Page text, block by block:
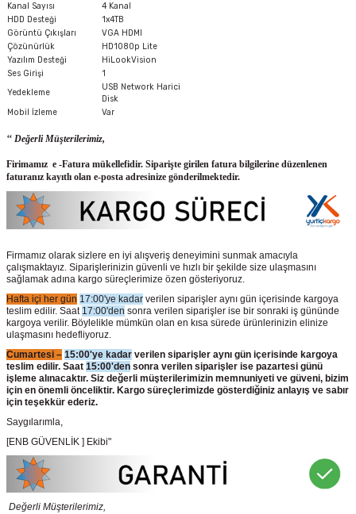
Kanal Sayısı
4 Kanal
HDD Desteği
1x4TB
Görüntü Çıkışları
VGA HDMI
Çözünürlük
HD1080p Lite
Yazılım Desteği
HiLookVision
Ses Girişi
1
Yedekleme
USB Network Harici
Disk
Mobil İzleme
Var
‘‘ Değerli Müşterilerimiz,
Firimamız e -Fatura mükellefidir. Siparişte girilen fatura bilgilerine düzenlenen
faturanız kayıtlı olan e-posta adresinize gönderilmektedir.
Firmamız olarak sizlere en iyi alışveriş deneyimini sunmak amacıyla
çalışmaktayız. Siparişlerinizin güvenli ve hızlı bir şekilde size ulaşmasını
sağlamak adına kargo süreçlerimize özen gösteriyoruz.
Hafta içi her gün 17:00'ye kadar verilen siparişler aynı gün içerisinde kargoya
teslim edilir. Saat 17:00'den sonra verilen siparişler ise bir sonraki iş gününde
kargoya verilir. Böylelikle mümkün olan en kısa sürede ürünlerinizin elinize
ulaşmasını hedefliyoruz.
Cumartesi – 15:00'ye kadar verilen siparişler aynı gün içerisinde kargoya
teslim edilir. Saat 15:00'den sonra verilen siparişler ise pazartesi günü
işleme alınacaktır. Siz değerli müşterilerimizin memnuniyeti ve güveni, bizim
için en önemli önceliktir. Kargo süreçlerimizde gösterdiğiniz anlayış ve sabır
için teşekkür ederiz.
Saygılarımla,
[ENB GÜVENLİK ] Ekibi"
Değerli Müşterilerimiz,